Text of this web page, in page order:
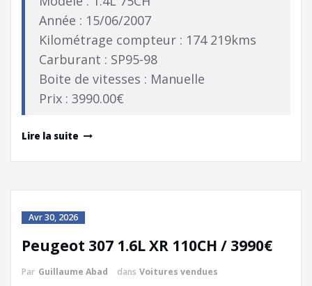
Année : 15/06/2007
Kilométrage compteur : 174 219kms
Carburant : SP95-98
Boite de vitesses : Manuelle
Prix : 3990.00€
Lire la suite
Avr 30, 2026
Peugeot 307 1.6L XR 110CH / 3990€
Par Guillaume Abad dans Voitures vendues